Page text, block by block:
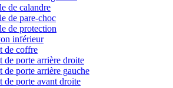
de calandre
de pare-choc
de protection
inférieur
de coffre
de porte arrière droite
de porte arrière gauche
de porte avant droite